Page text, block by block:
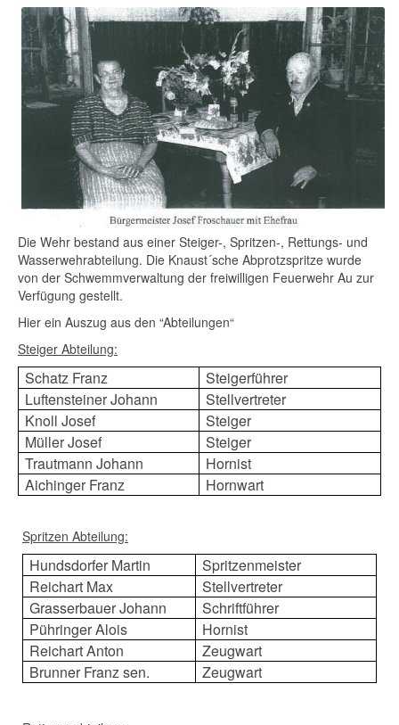
Die Wehr bestand aus einer Steiger-, Spritzen-, Rettungs- und
Wasserwehrabteilung. Die Knaust´sche Abprotzspritze wurde
von der Schwemmverwaltung der freiwilligen Feuerwehr Au zur
Verfügung gestellt.
Hier ein Auszug aus den “Abteilungen“
Steiger Abteilung:
Schatz Franz
Steigerführer
Luftensteiner Johann
Stellvertreter
Knoll Josef
Steiger
Müller Josef
Steiger
Trautmann Johann
Hornist
Aichinger Franz
Hornwart
Spritzen Abteilung:
Hundsdorfer Martin
Spritzenmeister
Reichart Max
Stellvertreter
Grasserbauer Johann
Schriftführer
Pühringer Alois
Hornist
Reichart Anton
Zeugwart
Brunner Franz sen.
Zeugwart